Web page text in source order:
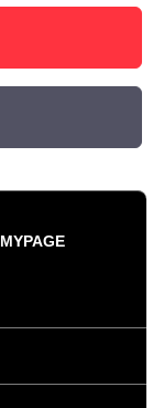
MYPAGE